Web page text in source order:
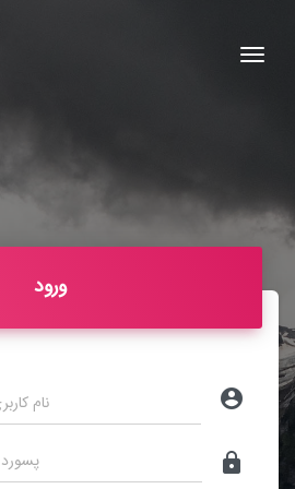
Toggle navigation
ورود
account_circle
lock